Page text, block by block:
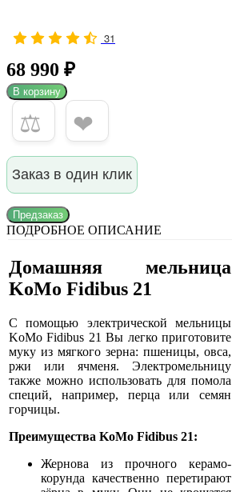
31
68 990 ₽
В корзину
⚖ ❤
Заказ в один клик
Предзаказ
ПОДРОБНОЕ ОПИСАНИЕ
Домашняя мельница
KoMo Fidibus 21
С помощью электрической мельницы
KoMo Fidibus 21 Вы легко приготовите
муку из мягкого зерна: пшеницы, овса,
ржи или ячменя. Электромельницу
также можно использовать для помола
специй, например, перца или семян
горчицы.
Преимущества KoMo Fidibus 21:
Жернова из прочного керамо-
корунда качественно перетирают